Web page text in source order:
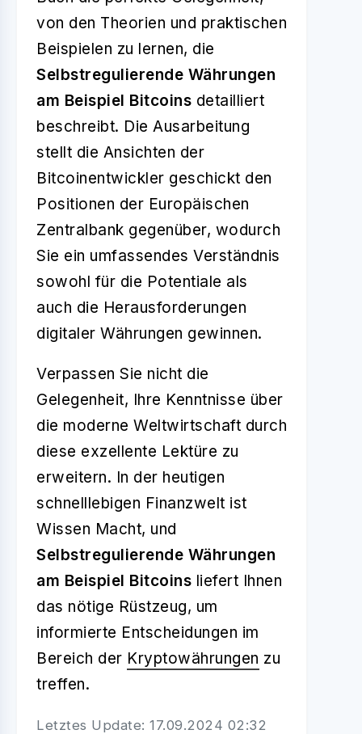
von den Theorien und praktischen
Beispielen zu lernen, die
Selbstregulierende Währungen
am Beispiel Bitcoins detailliert
beschreibt. Die Ausarbeitung
stellt die Ansichten der
Bitcoinentwickler geschickt den
Positionen der Europäischen
Zentralbank gegenüber, wodurch
Sie ein umfassendes Verständnis
sowohl für die Potentiale als
auch die Herausforderungen
digitaler Währungen gewinnen.
Verpassen Sie nicht die
Gelegenheit, Ihre Kenntnisse über
die moderne Weltwirtschaft durch
diese exzellente Lektüre zu
erweitern. In der heutigen
schnelllebigen Finanzwelt ist
Wissen Macht, und
Selbstregulierende Währungen
am Beispiel Bitcoins liefert Ihnen
das nötige Rüstzeug, um
informierte Entscheidungen im
Bereich der Kryptowährungen zu
treffen.
Letztes Update: 17.09.2024 02:32